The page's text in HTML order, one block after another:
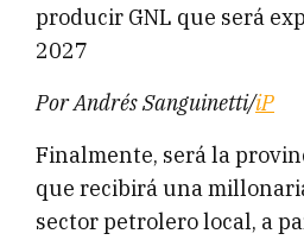
producir GNL que será
2027
Por Andrés Sanguinetti/iP
Finalmente, será la
que recibirá una
sector petrolero local, a